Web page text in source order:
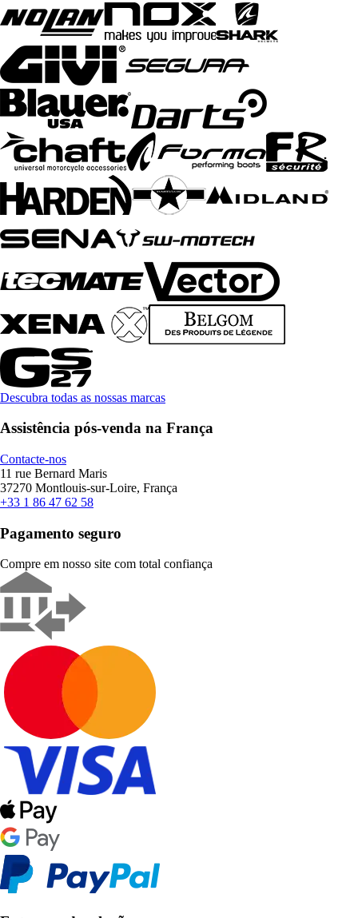
Descubra todas as nossas marcas
Assistência pós-venda na França
Contacte-nos
11 rue Bernard Maris
37270 Montlouis-sur-Loire, França
+33 1 86 47 62 58
Pagamento seguro
Compre em nosso site com total confiança